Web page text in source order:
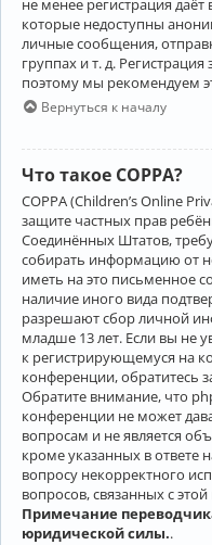
которые недоступны
личные сообщения,
группах и т. д.
поэтому мы рекомендуем
Вернуться к началу
Что такое COPPA?
COPPA (Children’s Online
защите частных прав
Соединённых Штатов,
собирать информацию от
иметь на это письменное
наличие иного вида
разрешают сбор личной
младше 13 лет. Если вы не
к регистрирующемуся на
конференции, обратитесь
Обратите внимание, что
конференции не может
вопросам и не является
кроме указанных в ответе
вопросу некорректного
вопросов, связанных с
Примечание
юридической силы..